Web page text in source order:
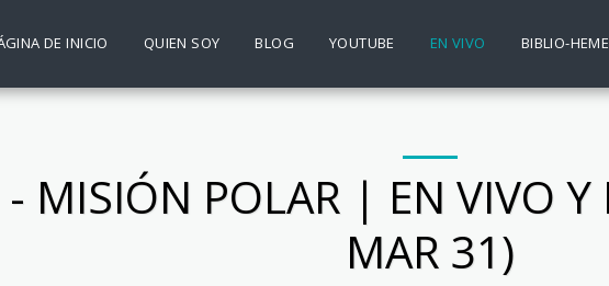
DE INICIO QUIEN SOY BLOG YOUTUBE EN VIVO BIBLIO-
- MISIÓN POLAR | EN VIVO
MAR 31)